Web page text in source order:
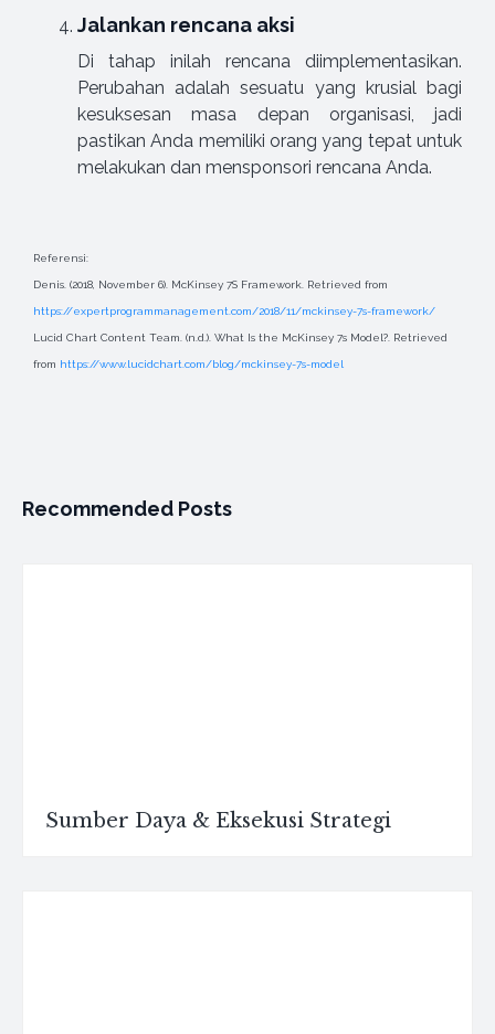
Jalankan rencana aksi
Di tahap inilah rencana diimplementasikan.
Perubahan adalah sesuatu yang krusial bagi
kesuksesan masa depan organisasi, jadi
pastikan Anda memiliki orang yang tepat untuk
melakukan dan mensponsori rencana Anda.
Referensi:
Denis. (2018, November 6). McKinsey 7S Framework. Retrieved from
https://expertprogrammanagement.com/2018/11/mckinsey-7s-framework/
Lucid Chart Content Team. (n.d.). What Is the McKinsey 7s Model?. Retrieved
from https://www.lucidchart.com/blog/mckinsey-7s-model
Recommended Posts
Sumber Daya & Eksekusi Strategi